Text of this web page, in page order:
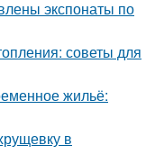
экспонаты по
советы для
жильё:
в